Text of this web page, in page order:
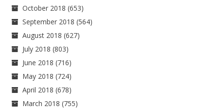
October 2018 (653)
September 2018 (564)
August 2018 (627)
July 2018 (803)
June 2018 (716)
May 2018 (724)
April 2018 (678)
March 2018 (755)